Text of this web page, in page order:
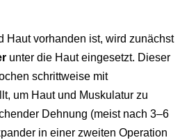
Haut vorhanden ist, wird zunächst
unter die Haut eingesetzt. Dieser
schrittweise mit
um Haut und Muskulatur zu
Dehnung (meist nach 3–6
in einer zweiten Operation